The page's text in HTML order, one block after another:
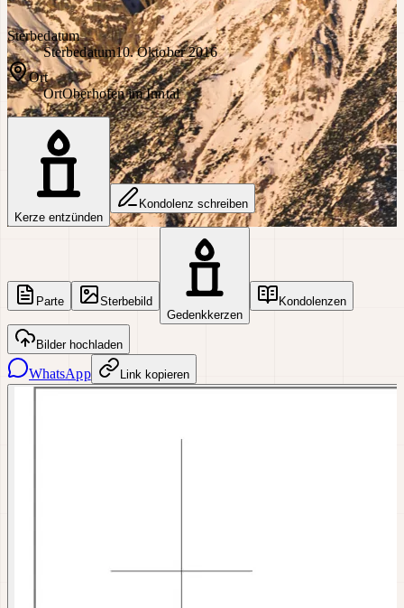
Sterbedatum
Sterbedatum10. Oktober 2016
Ort
OrtOberhofen im Inntal
Kerze entzünden
Kondolenz schreiben
Parte
Sterbebild
Gedenkkerzen
Kondolenzen
Bilder hochladen
WhatsApp Link kopieren